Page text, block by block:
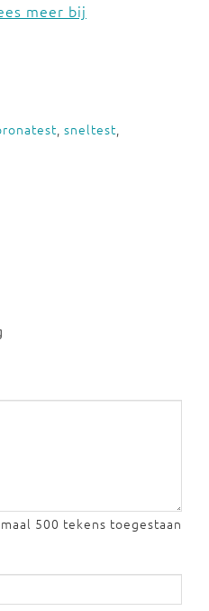
meer bij
, sneltest,
500 tekens toegestaan